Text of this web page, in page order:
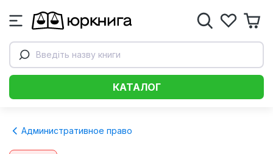
Введіть назву книги
КАТАЛОГ
Административное право